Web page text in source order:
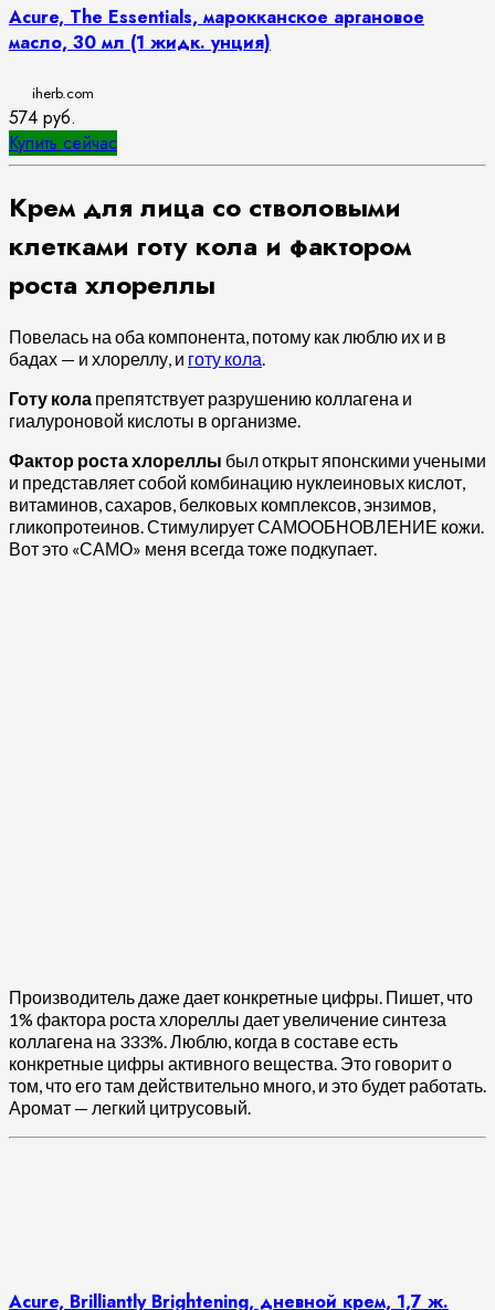
Acure, The Essentials, марокканское аргановое
масло, 30 мл (1 жидк. унция)
iherb.com
574 руб.
Купить сейчас
Крем для лица со стволовыми
клетками готу кола и фактором
роста хлореллы
Повелась на оба компонента, потому как люблю их и в
бадах — и хлореллу, и готу кола.
Готу кола препятствует разрушению коллагена и
гиалуроновой кислоты в организме.
Фактор роста хлореллы был открыт японскими учеными
и представляет собой комбинацию нуклеиновых кислот,
витаминов, сахаров, белковых комплексов, энзимов,
гликопротеинов. Стимулирует САМООБНОВЛЕНИЕ кожи.
Вот это «САМО» меня всегда тоже подкупает.
Производитель даже дает конкретные цифры. Пишет, что
1% фактора роста хлореллы дает увеличение синтеза
коллагена на 333%. Люблю, когда в составе есть
конкретные цифры активного вещества. Это говорит о
том, что его там действительно много, и это будет работать.
Аромат — легкий цитрусовый.
Acure, Brilliantly Brightening, дневной крем, 1,7 ж.